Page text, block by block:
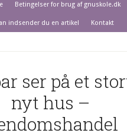
Betingelser for brug af gnuskole.dk
indsender du en artikel Kontakt
ser på et
nyt hus –